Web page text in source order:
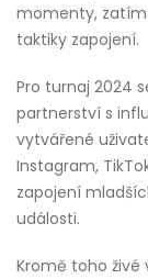
momenty,
taktiky zapojení.
Pro turnaj 2024
partnerství s
vytvářené
Instagram,
zapojení
události.
Kromě toho